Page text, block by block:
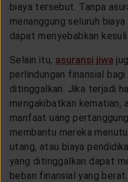
biaya tersebut. Tanpa
menanggung seluruh
dapat menyebabkan
Selain itu, asuransi jiwa
perlindungan finansial
ditinggalkan. Jika terjadi
mengakibatkan kematian,
manfaat uang
membantu mereka
utang, atau biaya
yang ditinggalkan dapat
beban finansial yang berat.